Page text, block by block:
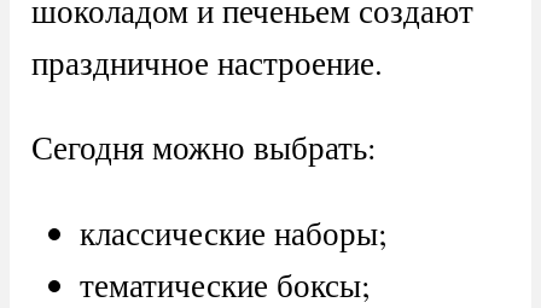
шоколадом и печеньем создают
праздничное настроение.
Сегодня можно выбрать:
классические наборы;
тематические боксы;